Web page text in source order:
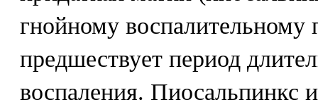
гнойному воспалительному
предшествует период
воспаления. Пиосальпинкс